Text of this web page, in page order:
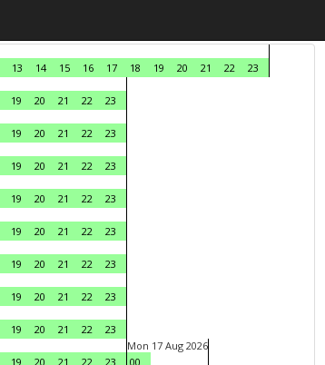
13 14 15 16 17 18 19 20 21 22
23
19 20 21 22
23
19 20 21 22
23
19 20 21 22
23
19 20 21 22
23
19 20 21 22
23
19 20 21 22
23
19 20 21 22
23
19 20 21 22
23
19 20 21 22 23
Mon 17 Aug 2026
00